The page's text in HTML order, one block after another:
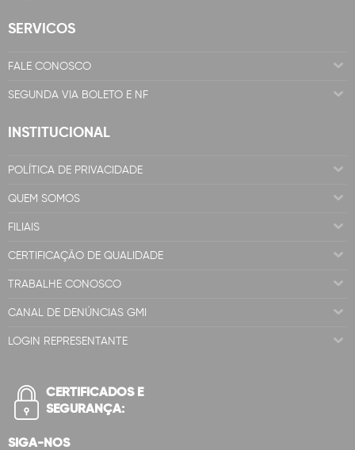
SERVICOS
FALE CONOSCO
SEGUNDA VIA BOLETO E NF
INSTITUCIONAL
POLÍTICA DE PRIVACIDADE
QUEM SOMOS
FILIAIS
CERTIFICAÇÃO DE QUALIDADE
TRABALHE CONOSCO
CANAL DE DENÚNCIAS GMI
LOGIN REPRESENTANTE
CERTIFICADOS E
SEGURANÇA:
SIGA-NOS